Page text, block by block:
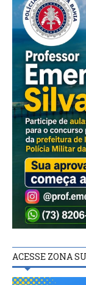
ACESSE ZONA